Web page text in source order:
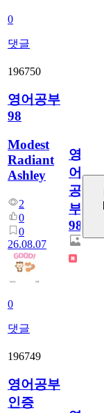
0
댓글
196750
영어공부
98
Modest
Radiant
Ashley
2
0
0
26.08.07
0
댓글
영
어
공
부
98
196749
영어공부
인증